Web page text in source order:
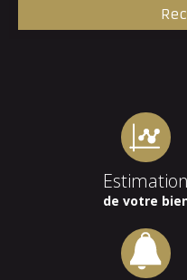
Estimation
de votre